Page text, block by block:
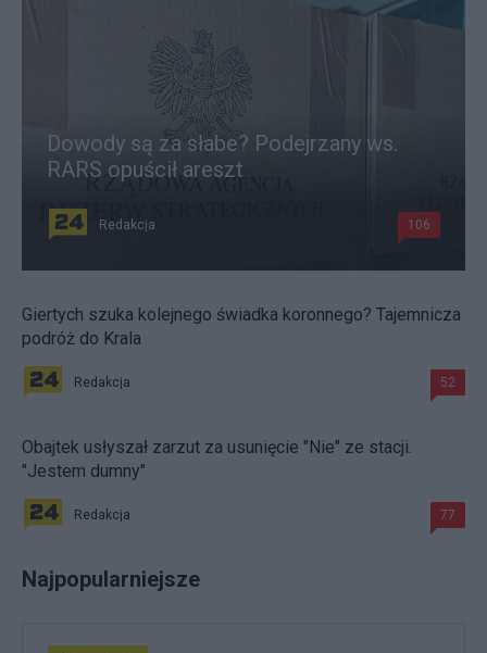
Dowody są za słabe? Podejrzany ws.
RARS opuścił areszt
Redakcja 106
Giertych szuka kolejnego świadka koronnego? Tajemnicza
podróż do Krala
Redakcja 52
Obajtek usłyszał zarzut za usunięcie "Nie" ze stacji.
"Jestem dumny"
Redakcja 77
Najpopularniejsze